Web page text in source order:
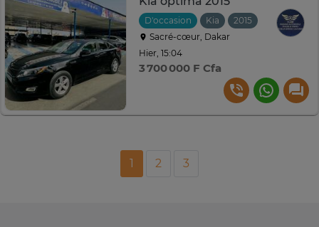
D'occasion Kia 2015
Sacré-cœur, Dakar
Hier, 15:04
3 700 000 F Cfa
1 2 3